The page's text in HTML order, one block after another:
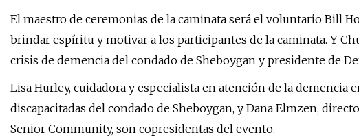
El maestro de ceremonias de la caminata será el voluntario Bill
brindar espíritu y motivar a los participantes de la caminata. Y
crisis de demencia del condado de Sheboygan y presidente de
Lisa Hurley, cuidadora y especialista en atención de la demencia
discapacitadas del condado de Sheboygan, y Dana Elmzen,
Senior Community, son copresidentas del evento.